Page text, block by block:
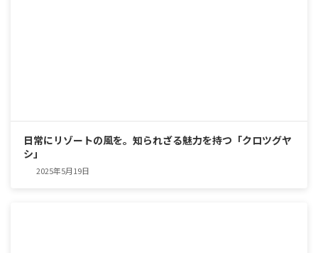
日常にリゾートの風を。知られざる魅力を持つ「クロツグヤ
シ」
2025年5月19日